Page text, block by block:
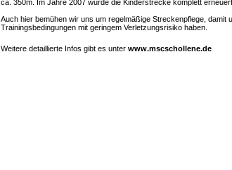
ca. 350m. Im Jahre 2007 wurde die Kinderstrecke komplett
Auch hier bemühen wir uns um regelmäßige Streckenpflege,
Trainingsbedingungen mit geringem Verletzungsrisiko haben.
Weitere detaillierte Infos gibt es unter www.mscschollene.de